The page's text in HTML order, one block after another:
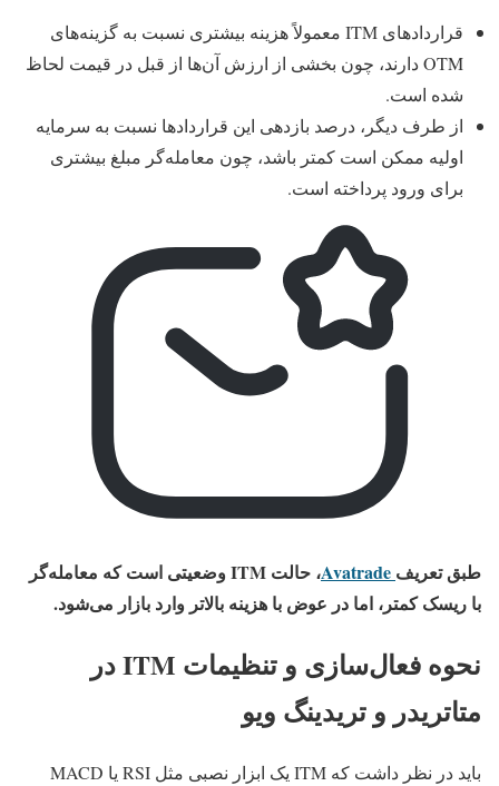
قراردادهای ITM معمولاً هزینه بیشتری نسبت به گزینه‌های
OTM دارند، چون بخشی از ارزش آن‌ها از قبل در قیمت لحاظ
شده است.
از طرف دیگر، درصد بازدهی این قراردادها نسبت به سرمایه
اولیه ممکن است کمتر باشد، چون معامله‌گر مبلغ بیشتری
برای ورود پرداخته است.
طبق تعریف Avatrade
، حالت ITM وضعیتی است که معامله‌گر
با ریسک کمتر، اما در عوض با هزینه بالاتر وارد بازار می‌شود.
نحوه فعال‌سازی و تنظیمات ITM در
متاتریدر و تریدینگ ویو
باید در نظر داشت که ITM یک ابزار نصبی مثل RSI یا MACD